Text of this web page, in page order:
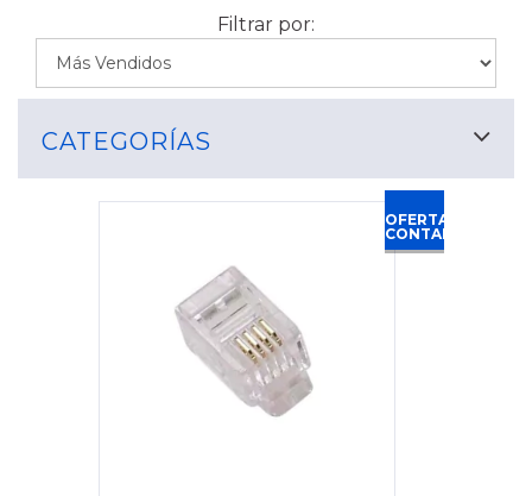
Filtrar por:
CATEGORÍAS
OFERTA
CONTADO